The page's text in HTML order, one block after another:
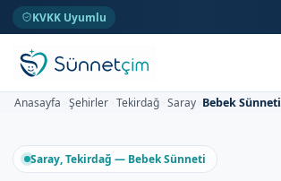
KVKK Uyumlu
Anasayfa Şehirler Tekirdağ Saray Bebek Sünneti
Saray, Tekirdağ — Bebek Sünneti